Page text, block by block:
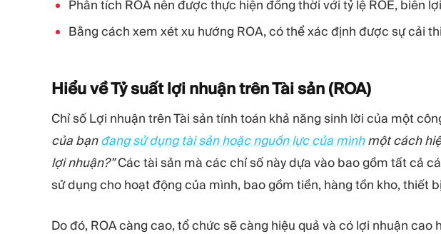
Phân tích ROA nên được thực hiện đồng thời với tỷ lệ ROE, biên
Bằng cách xem xét xu hướng ROA, có thể xác định được sự cải
Hiểu về Tỷ suất lợi nhuận trên Tài sản (ROA)
Chỉ số Lợi nhuận trên Tài sản tính toán khả năng sinh lời của một
của bạnđang sử dụng tài sản hoặc nguồn lực của mìnhmột cách
lợi nhuận?”Các tài sản mà các chỉ số này dựa vào bao gồm tất cả
sử dụng cho hoạt động của mình, bao gồm tiền, hàng tồn kho, thiết
Do đó, ROA càng cao, tổ chức sẽ càng hiệu quả và có lợi nhuận cao